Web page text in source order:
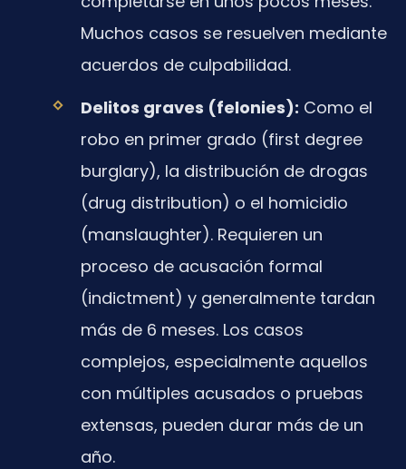
Muchos casos se resuelven mediante
acuerdos de culpabilidad.
Delitos graves (felonies): Como el
robo en primer grado (first degree
burglary), la distribución de drogas
(drug distribution) o el homicidio
(manslaughter). Requieren un
proceso de acusación formal
(indictment) y generalmente tardan
más de 6 meses. Los casos
complejos, especialmente aquellos
con múltiples acusados o pruebas
extensas, pueden durar más de un
año.